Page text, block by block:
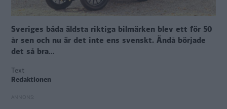
Sveriges båda äldsta riktiga bilmärken blev ett för 50
år sen och nu är det inte ens svenskt. Ändå började
det så bra…
Text
Redaktionen